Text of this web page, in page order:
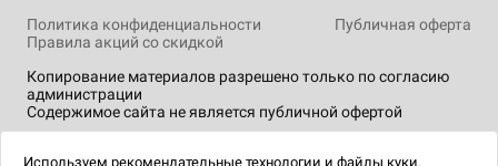
Копирование материалов разрешено только по согласию
администрации
Содержимое сайта не является публичной офертой
Политика конфиденциальности
Публичная оферта
Правила акций со скидкой
технологии.
Используем рекомендательные технологии и файлы куки.